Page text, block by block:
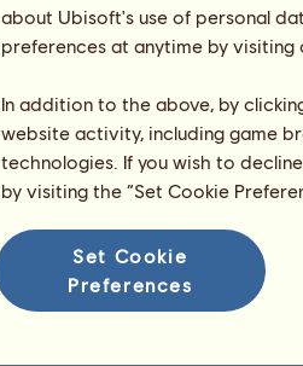
about Ubisoft's use of personal
preferences at anytime by
In addition to the above, by
website activity, including game
technologies. If you wish to
by visiting the “Set Cookie
Set Cookie
Preferences